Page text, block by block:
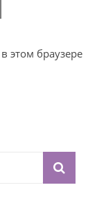
этом браузере